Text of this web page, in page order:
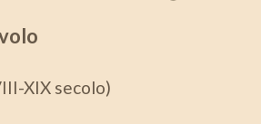
XIX secolo)